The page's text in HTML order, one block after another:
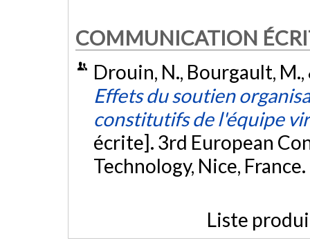
COMMUNICATION
Drouin, N., Bourgault,
Effets du soutien
constitutifs de l'équipe
écrite]. 3rd European
Technology, Nice, France.
Liste